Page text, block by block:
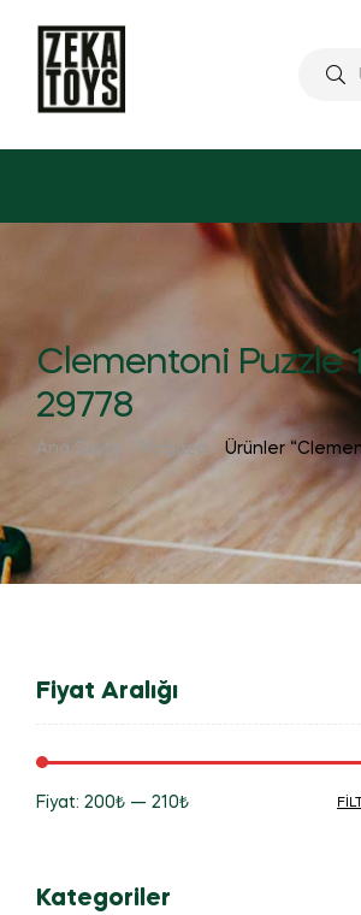
Clementoni Puzzle
29778
Ana Sayfa Mağaza Ürünler
Fiyat Aralığı
Fiyat: 200₺ — 210₺
Kategoriler